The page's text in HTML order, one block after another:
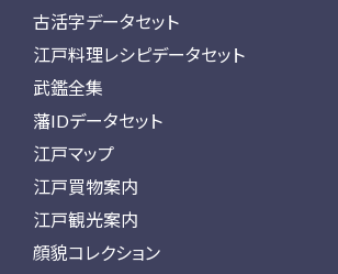
古活字データセット
江戸料理レシピデータセット
武鑑全集
藩IDデータセット
江戸マップ
江戸買物案内
江戸観光案内
顔貌コレクション